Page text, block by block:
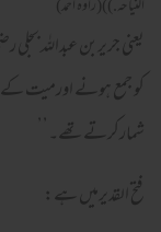
النياحه.))(راوه احمد)
یعنی جریربن عبداللہ
کو جمع ہونے اورمیت
شمارکرتےتھے۔’’
فتح القدیرمیں ہے: